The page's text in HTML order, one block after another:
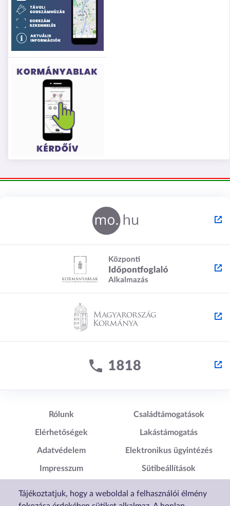
Tájékoztatjuk, hogy a weboldal a felhasználói élmény
Lábléc1
Rólunk
Elérhetőségek
Adatvédelem
Impresszum
Nyilatkozat
Lábléc2
Családtámogatások
Lakástámogatás
Elektronikus ügyintézés
Sütibeállítások